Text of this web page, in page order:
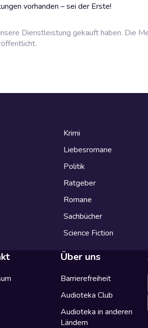
vorhanden – sei der Erste!
Dienstleistung gekauft haben. Die
Krimi
Liebesromane
Politik
Ratgeber
Romane
Sachbücher
Science Fiction
Über uns
Barrierefreiheit
Audioteka Club
Audioteka in anderen
Ländern